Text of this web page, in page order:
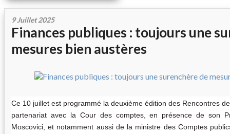
9 Juillet 2025
Finances publiques : toujours une
mesures bien austères
Ce 10 juillet est programmé la deuxième édition des Rencontres
partenariat avec la Cour des comptes, en présence de son
Moscovici, et notamment aussi de la ministre des Comptes